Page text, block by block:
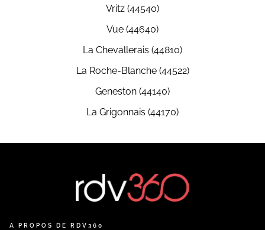
Vritz (44540)
Vue (44640)
La Chevallerais (44810)
La Roche-Blanche (44522)
Geneston (44140)
La Grigonnais (44170)
A PROPOS DE RDV360